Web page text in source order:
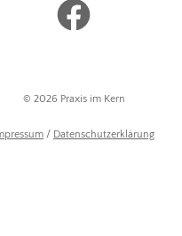
http://
© 2026 Praxis im Kern
/ Datenschutzerklärung